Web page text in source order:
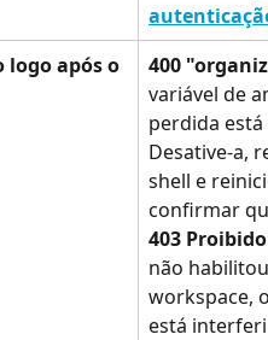
logo após o
400
variável de
perdida
Desative-a,
shell e
confirmar
403
não
workspace,
está